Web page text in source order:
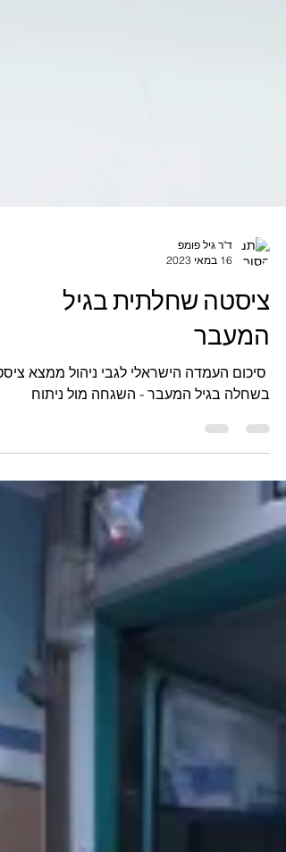
ציסטה שחלתית בגיל
המעבר
סיכום העמדה הישראלי לגבי ניהול ממצא
בשחלה בגיל המעבר - ‏השגחה מול ניתוח